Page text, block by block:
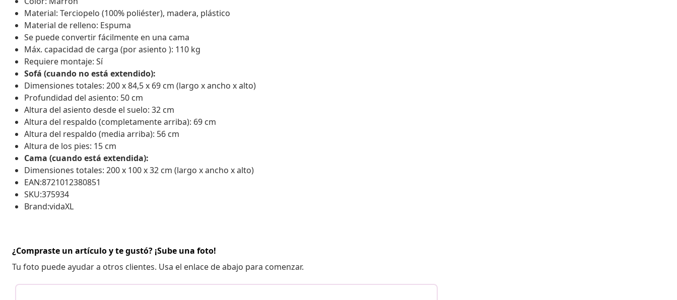
Material: Terciopelo (100% poliéster), madera, plástico
Material de relleno: Espuma
Se puede convertir fácilmente en una cama
Máx. capacidad de carga (por asiento ): 110 kg
Requiere montaje: Sí
Sofá (cuando no está extendido):
Dimensiones totales: 200 x 84,5 x 69 cm (largo x ancho x alto)
Profundidad del asiento: 50 cm
Altura del asiento desde el suelo: 32 cm
Altura del respaldo (completamente arriba): 69 cm
Altura del respaldo (media arriba): 56 cm
Altura de los pies: 15 cm
Cama (cuando está extendida):
Dimensiones totales: 200 x 100 x 32 cm (largo x ancho x alto)
EAN:8721012380851
SKU:375934
Brand:vidaXL
¿Compraste un artículo y te gustó? ¡Sube una foto!
Tu foto puede ayudar a otros clientes. Usa el enlace de abajo para comenzar.